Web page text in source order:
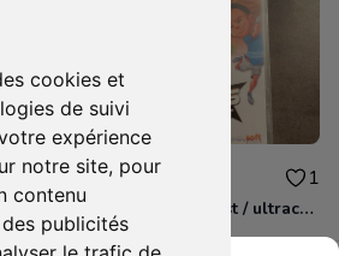
cookies et
de suivi
expérience
notre site, pour
contenu
publicités
1
indiecalypse / ultracollector / switch
9.00€ 1
super sports blast / ultracollectors / switch